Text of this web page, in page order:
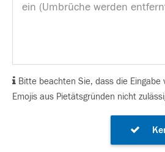
Bitte beachten Sie, dass die Eingabe
Emojis aus Pietätsgründen nicht